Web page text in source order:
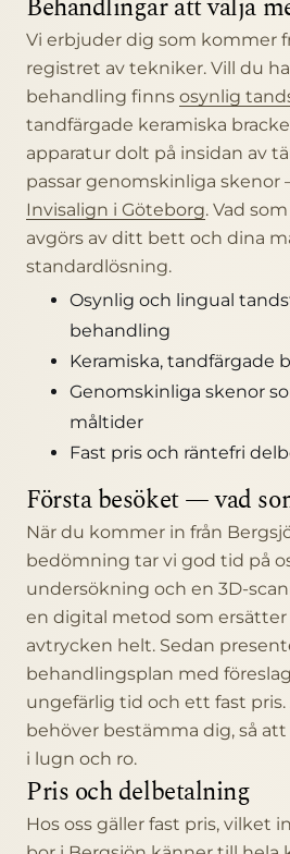
Vi erbjuder dig som kommer
registret av tekniker. Vill du
behandling finns osynlig
tandfärgade keramiska
apparatur dolt på insidan av
passar genomskinliga skenor
Invisalign i Göteborg. Vad
avgörs av ditt bett och dina
standardlösning.
Osynlig och lingual
behandling
Keramiska, tandfärgade
Genomskinliga skenor
måltider
Fast pris och räntefri
Första besöket — vad
När du kommer in från
bedömning tar vi god tid på
undersökning och en 3D-
en digital metod som
avtrycken helt. Sedan
behandlingsplan med
ungefärlig tid och ett fast pris.
behöver bestämma dig, så
i lugn och ro.
Pris och delbetalning
Hos oss gäller fast pris, vilket